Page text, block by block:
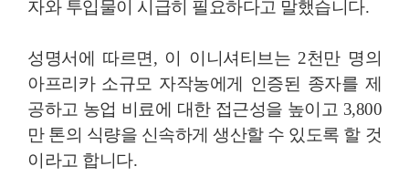
자와 투입물이 시급히 필요하다고 말했습니다.
성명서에 따르면, 이 이니셔티브는 2천만 명의
아프리카 소규모 자작농에게 인증된 종자를 제
공하고 농업 비료에 대한 접근성을 높이고 3,800
만 톤의 식량을 신속하게 생산할 수 있도록 할 것
이라고 합니다.